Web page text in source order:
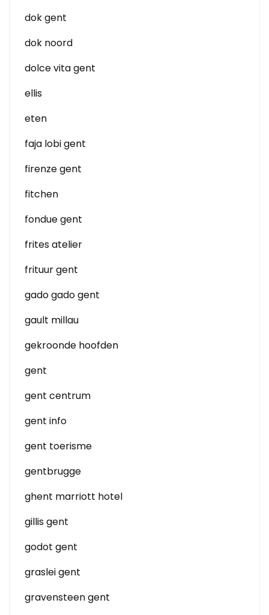
dok gent
dok noord
dolce vita gent
ellis
eten
faja lobi gent
firenze gent
fitchen
fondue gent
frites atelier
frituur gent
gado gado gent
gault millau
gekroonde hoofden
gent
gent centrum
gent info
gent toerisme
gentbrugge
ghent marriott hotel
gillis gent
godot gent
graslei gent
gravensteen gent